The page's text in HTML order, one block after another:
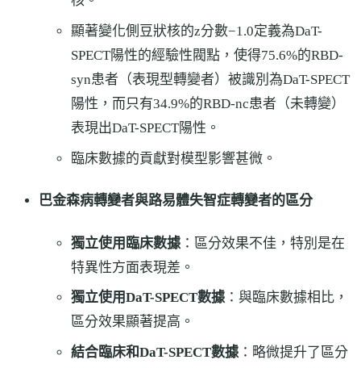
顯著變化側豆狀核的z分數−1.0定義為DaT-
SPECT陽性的經驗性閥點，使得75.6%的RBD-
syn患者（表現型轉變者）被識別為DaT-SPECT
陽性，而只有34.9%的RBD-nc患者（未轉變）
表現出DaT-SPECT陽性。
臨床數據的貢獻對模型影響甚微。
巴金森病轉變者與路易體失智症轉變者的區分
獨立使用臨床數據 ：區分效果不佳，特別是在
特異性方面表現差。
獨立使用DaT-SPECT數據 ：與臨床數據相比，
區分效果顯著提高。
結合臨床和DaT-SPECT數據 ：略微提升了區分